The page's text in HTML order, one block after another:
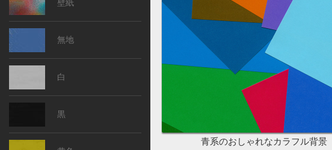
青系のおしゃれなカラフル背景
壁紙
無地
白
黒